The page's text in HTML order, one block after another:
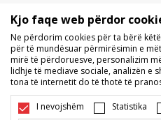
Nuk lejohet shkarkimi ose
të BDS.MK, pjesërisht ose
tregtare, përmbajtjes
publikimi i tyre publikisht ose
pëlqimin me shkrim
Ne përpiqemi të jemi sa më të
dhe vetë çmimin, por nuk mund të
të jenë të plota dhe pa gabime. Të
Kjo faqe web përdor
Ne përdorim cookies për ta bërë
për të mundësuar përmirësimin e
mirë të përdoruesve, personalizim
lidhje të mediave sociale, analizën e
tona të internetit do të thotë të
I nevojshëm Statistika